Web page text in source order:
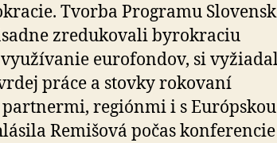
Tvorba Programu
zredukovali byrokraciu
eurofondov, si
práce a stovky rokovaní
regiónmi i s Európskou
Remišová počas konferencie